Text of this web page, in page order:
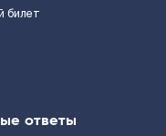
билет
ответы